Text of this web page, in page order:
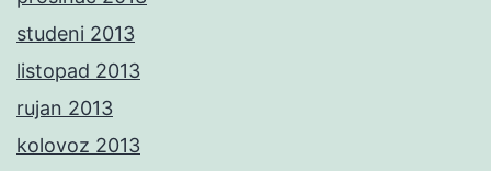
studeni 2013
listopad 2013
rujan 2013
kolovoz 2013